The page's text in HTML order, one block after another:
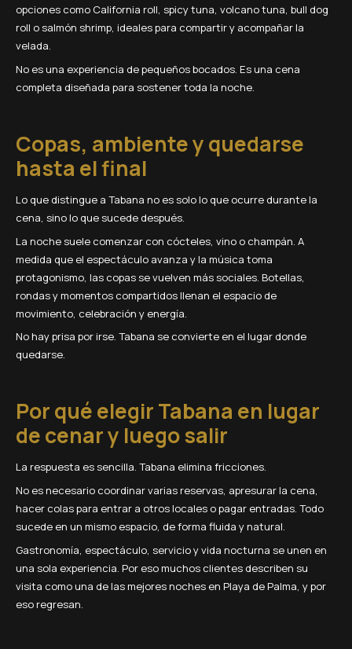
opciones como California roll, spicy tuna, volcano tuna, bull dog
roll o salmón shrimp, ideales para compartir y acompañar la
velada.
No es una experiencia de pequeños bocados. Es una cena
completa diseñada para sostener toda la noche.
Copas, ambiente y quedarse
hasta el final
Lo que distingue a Tabana no es solo lo que ocurre durante la
cena, sino lo que sucede después.
La noche suele comenzar con cócteles, vino o champán. A
medida que el espectáculo avanza y la música toma
protagonismo, las copas se vuelven más sociales. Botellas,
rondas y momentos compartidos llenan el espacio de
movimiento, celebración y energía.
No hay prisa por irse. Tabana se convierte en el lugar donde
quedarse.
Por qué elegir Tabana en lugar
de cenar y luego salir
La respuesta es sencilla. Tabana elimina fricciones.
No es necesario coordinar varias reservas, apresurar la cena,
hacer colas para entrar a otros locales o pagar entradas. Todo
sucede en un mismo espacio, de forma fluida y natural.
Gastronomía, espectáculo, servicio y vida nocturna se unen en
una sola experiencia. Por eso muchos clientes describen su
visita como una de las mejores noches en Playa de Palma, y por
eso regresan.